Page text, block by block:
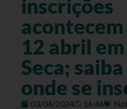
inscrições
acontecem
12 abril
Seca;
onde se
03/04/2024 16:46